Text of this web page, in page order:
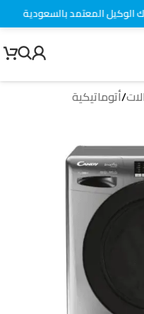
/أتوماتيكية